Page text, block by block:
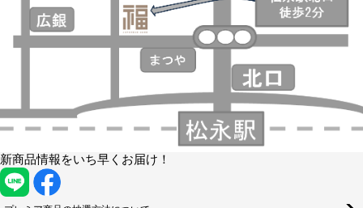
新商品情報をいち早くお届け！